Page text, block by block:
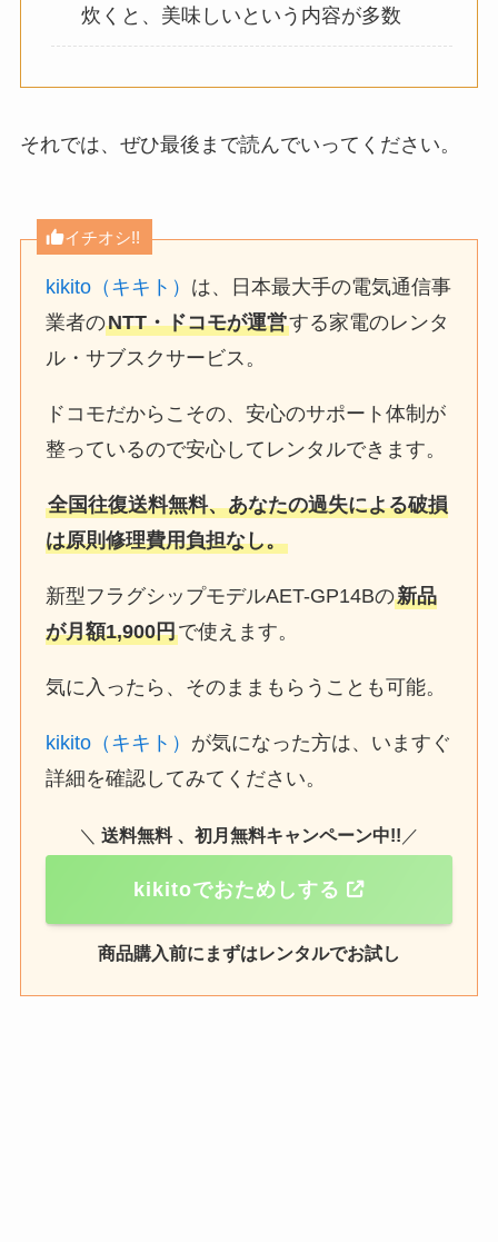
炊くと、美味しいという内容が多数
それでは、ぜひ最後まで読んでいってください。
イチオシ!!
kikito（キキト） は、日本最大手の電気通信事
業者のNTT・ドコモが運営する家電のレンタ
ル・サブスクサービス。
ドコモだからこその、安心のサポート体制が
整っているので安心してレンタルできます。
全国往復送料無料、あなたの過失による破損
は原則修理費用負担なし。
新型フラグシップモデルAET-GP14Bの新品
が月額1,900円で使えます。
気に入ったら、そのままもらうことも可能。
kikito（キキト） が気になった方は、いますぐ
詳細を確認してみてください。
＼ 送料無料 、初月無料キャンペーン中!! ／
kikitoでおためしする
商品購入前にまずはレンタルでお試し